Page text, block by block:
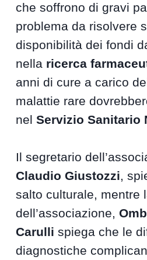
che soffrono di gravi
problema da risolvere
disponibilità dei fondi
nella ricerca
anni di cure a carico
malattie rare
nelServizio Sanitario
Il segretario
Claudio Giustozzi,
salto culturale, mentre
dell’associazione,
Carulli spiega che le
diagnostiche